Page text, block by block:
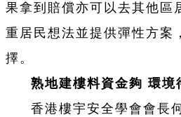
果拿到賠償亦可以去其他區
重居民想法並提供彈性方案
擇。
熟地建樓料資金夠 環境
香港樓宇安全學會會長